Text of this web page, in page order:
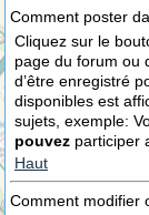
Comment poster
Cliquez sur le
page du forum ou
d’être enregistré
disponibles est
sujets, exemple:
pouvez participer
Haut
Comment modifier